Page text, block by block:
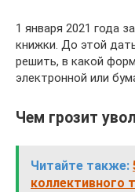
1 января 2021 года
книжки. До этой
решить, в какой
электронной или
Чем грозит
Читайте также:
коллективного